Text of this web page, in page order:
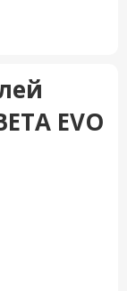
EVO